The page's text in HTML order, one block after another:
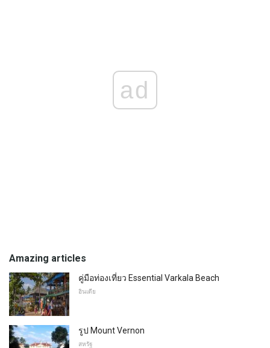
ad
Amazing articles
คู่มือท่องเที่ยว Essential Varkala Beach
อินเดีย
รูป Mount Vernon
สหรัฐ